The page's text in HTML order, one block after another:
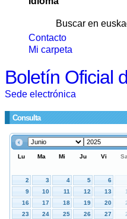
Buscar en
Contacto
Mi carpeta
Boletín Oficial
Sede electrónica
Consulta